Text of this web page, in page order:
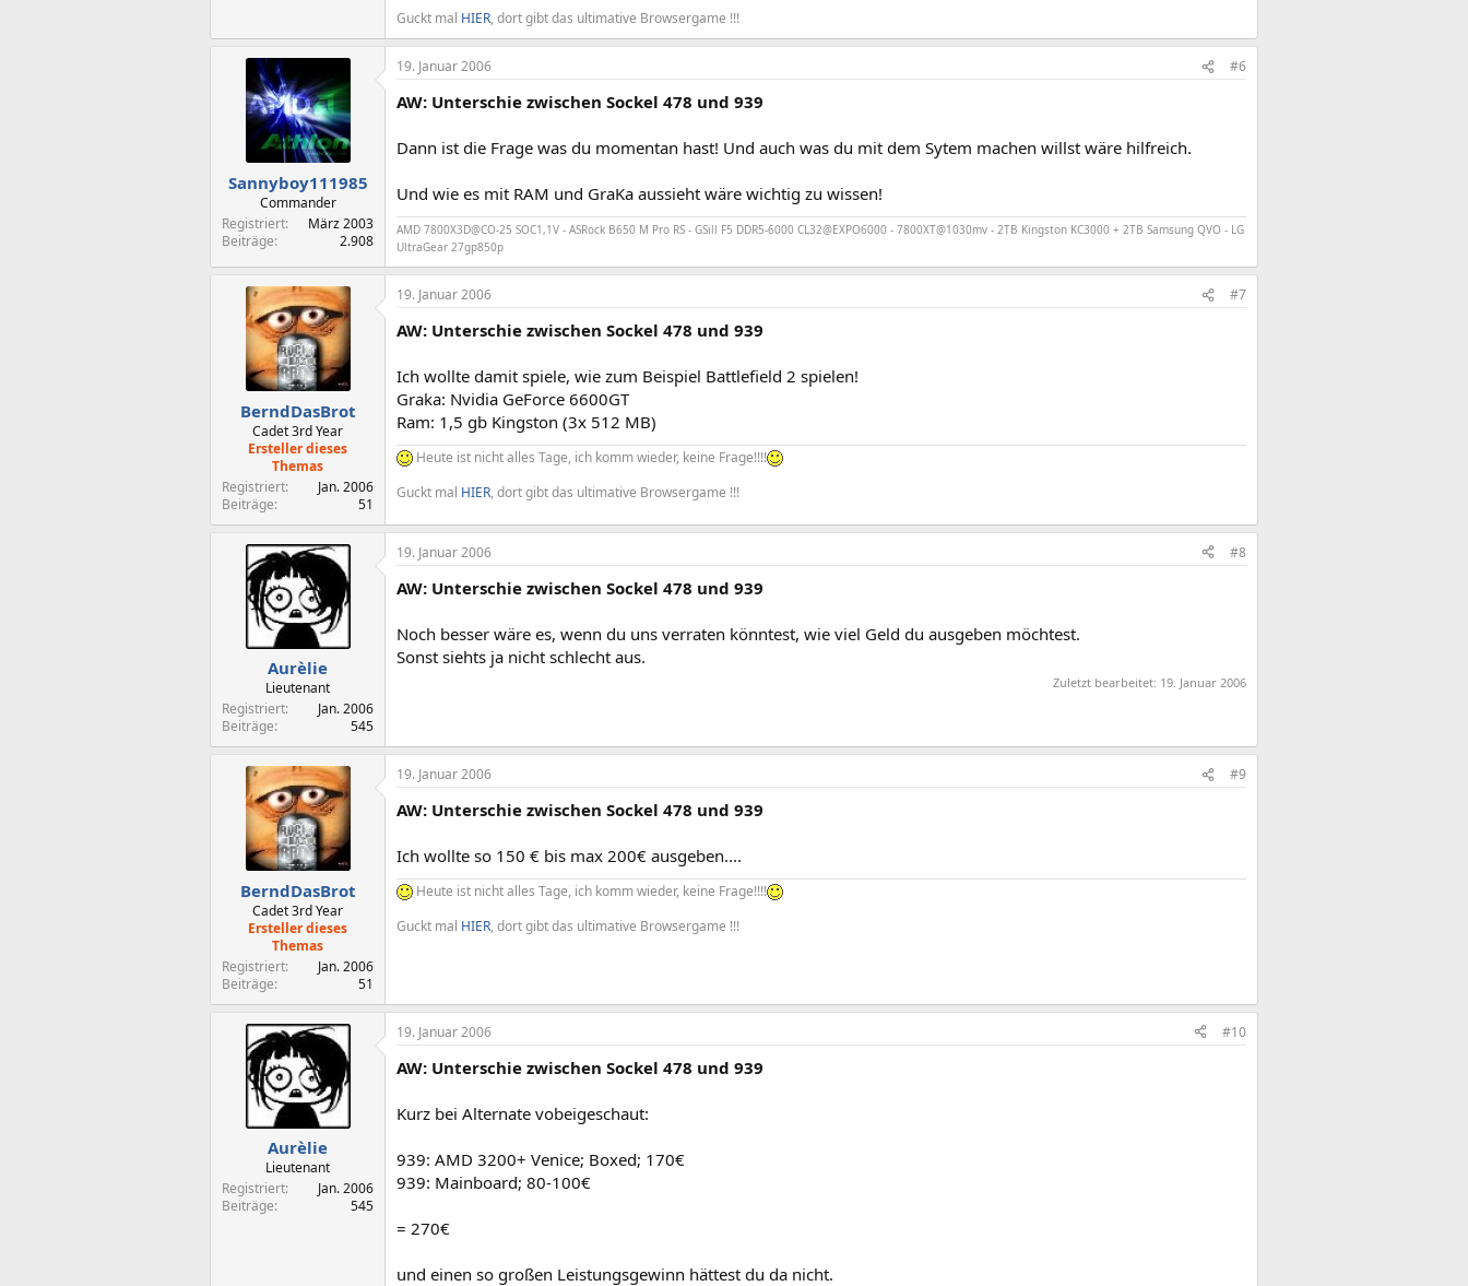
Guckt mal HIER, dort gibt das ultimative Browsergame !!!
Sannyboy111985
Commander
Registriert
März 2003
Beiträge
2.908
19. Januar 2006 #6
AW: Unterschie zwischen Sockel 478 und 939
Dann ist die Frage was du momentan hast! Und auch was du mit dem Sytem machen willst wäre hilfreich.
Und wie es mit RAM und GraKa aussieht wäre wichtig zu wissen!
AMD 7800X3D@CO-25 SOC1,1V - ASRock B650 M Pro RS - GSill F5 DDR5-6000 CL32@EXPO6000 - 7800XT@1030mv - 2TB Kingston KC3000 + 2TB Samsung QVO - LG
UltraGear 27gp850p
BerndDasBrot
Cadet 3rd Year
Ersteller dieses
Themas
Registriert
Jan. 2006
Beiträge
51
19. Januar 2006 #7
AW: Unterschie zwischen Sockel 478 und 939
Ich wollte damit spiele, wie zum Beispiel Battlefield 2 spielen!
Graka: Nvidia GeForce 6600GT
Ram: 1,5 gb Kingston (3x 512 MB)
Heute ist nicht alles Tage, ich komm wieder, keine Frage!!!!
Guckt mal HIER, dort gibt das ultimative Browsergame !!!
Aurèlie
Lieutenant
Registriert
Jan. 2006
Beiträge
545
19. Januar 2006 #8
AW: Unterschie zwischen Sockel 478 und 939
Noch besser wäre es, wenn du uns verraten könntest, wie viel Geld du ausgeben möchtest.
Sonst siehts ja nicht schlecht aus.
Zuletzt bearbeitet: 19. Januar 2006
BerndDasBrot
Cadet 3rd Year
Ersteller dieses
Themas
Registriert
Jan. 2006
Beiträge
51
19. Januar 2006 #9
AW: Unterschie zwischen Sockel 478 und 939
Ich wollte so 150 € bis max 200€ ausgeben....
Heute ist nicht alles Tage, ich komm wieder, keine Frage!!!!
Guckt mal HIER, dort gibt das ultimative Browsergame !!!
Aurèlie
Lieutenant
Registriert
Jan. 2006
Beiträge
545
19. Januar 2006 #10
AW: Unterschie zwischen Sockel 478 und 939
Kurz bei Alternate vobeigeschaut:
939: AMD 3200+ Venice; Boxed; 170€
939: Mainboard; 80-100€
= 270€
und einen so großen Leistungsgewinn hättest du da nicht.